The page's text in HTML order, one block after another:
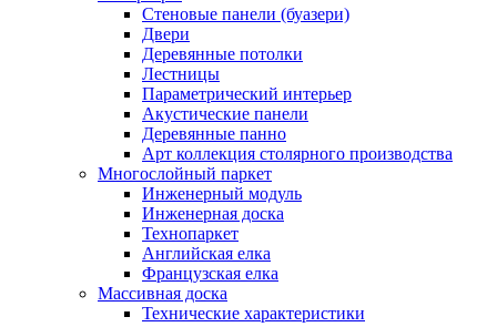
Стеновые панели (буазери)
Двери
Деревянные потолки
Лестницы
Параметрический интерьер
Акустические панели
Деревянные панно
Арт коллекция столярного производства
Многослойный паркет
Инженерный модуль
Инженерная доска
Технопаркет
Английская елка
Французская елка
Массивная доска
Технические характеристики